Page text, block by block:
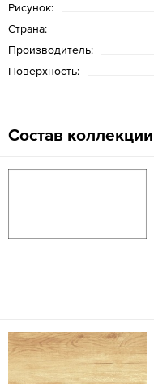
Рисунок:
Страна:
Производитель:
Поверхность:
Состав коллекции